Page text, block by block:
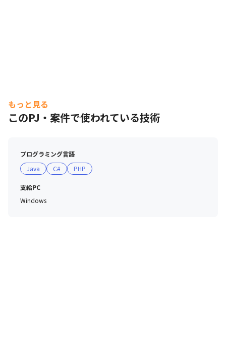
もっと見る
このPJ・案件で使われている技術
プログラミング言語
Java
C# PHP
支給PC
Windows